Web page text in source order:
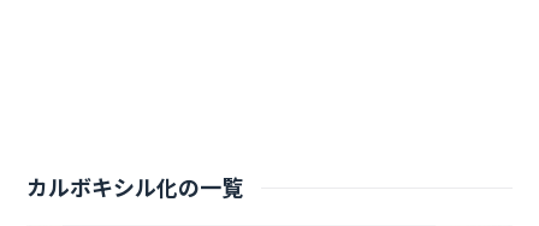
カルボキシル化の一覧